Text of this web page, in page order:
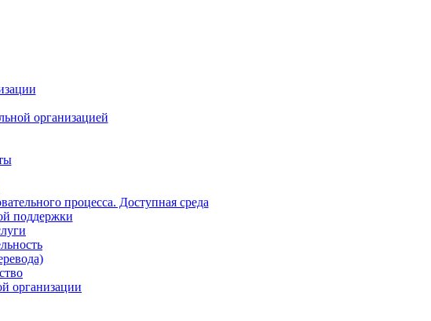
организацией
процесса. Доступная среда
поддержки
организации